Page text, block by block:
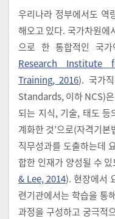
우리나라 정부에서도 역
해오고 있다. 국가차원에
으로 한 통합적인 국가
Research Institute
Training, 2016). 국가
Standards, 이하 NCS)은
되는 지식, 기술, 태도 등
계화한 것’으로(자격기
직무성과를 도출하는데
합한 인재가 양성될 수
& Lee, 2014). 현장에서
련기관에서는 학습을 통
과정을 구성하고 궁극적